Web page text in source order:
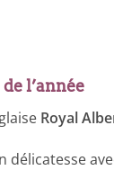
l’année
Royal